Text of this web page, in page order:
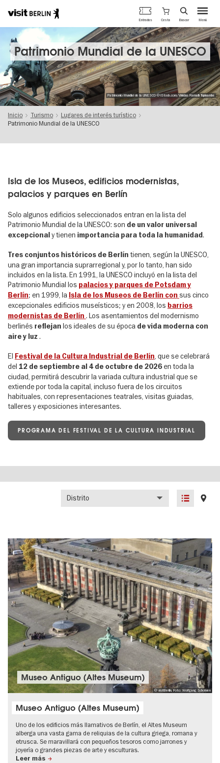
contenido
principal
Portal
oficial
de
turismo
de
Berlín
Menú
Entradas Cesta Buscar
Patrimonio Mundial de la UNESCO
Patrimonio Mundial de la UNESCO © iStock.com/Vinicius Ramalh Tupinamba
Inicio Turismo
Lugares de interés turístico
Patrimonio Mundial de la UNESCO
Isla de los Museos, edificios modernistas,
palacios y parques en Berlín
Solo algunos edificios seleccionados entran en la lista del
Patrimonio Mundial de la UNESCO: son de un valor universal
excepcional y tienen importancia para toda la humanidad.
Tres conjuntos históricos de Berlín tienen, según la UNESCO,
una gran importancia suprarregional y, por lo tanto, han sido
incluidos en la lista. En 1991, la UNESCO incluyó en la lista del
Patrimonio Mundial los palacios y parques de Potsdam y
Berlín; en 1999, la Isla de los Museos de Berlín con sus cinco
excepcionales edificios museísticos; y en 2008, los barrios
modernistas de Berlín . Los asentamientos del modernismo
berlinés reflejan los ideales de su época de vida moderna con
aire y luz .
El Festival de la Cultura Industrial de Berlín, que se celebrará
del 12 de septiembre al 4 de octubre de 2026 en toda la
ciudad, permitirá descubrir la variada cultura industrial que se
extiende por toda la capital, incluso fuera de los circuitos
habituales, con representaciones teatrales, visitas guiadas,
talleres y exposiciones interesantes.
PROGRAMA DEL FESTIVAL DE LA CULTURA INDUSTRIAL
List
view
Map
view
© visitBerlin, Foto: Wolfgang Scholvien
Museo Antiguo (Altes Museum)
Museo Antiguo (Altes Museum)
Uno de los edificios más llamativos de Berlín, el Altes Museum
alberga una vasta gama de reliquias de la cultura griega, romana y
etrusca. Se maravillará con pequeños tesoros como jarrones y
joyería o grandes piezas de arte y esculturas.
Leer más